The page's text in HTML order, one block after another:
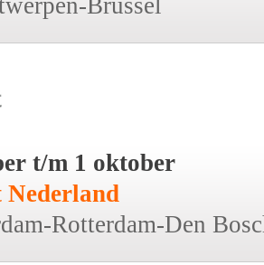
t/m 1 oktober
Nederland
Rotterdam-Den